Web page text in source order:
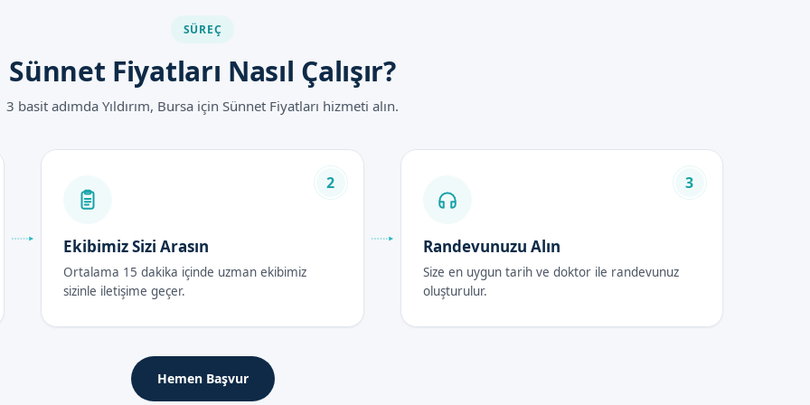
güvenli bir şekilde gerçekleştirilir.
yapılmaktadır.
konforunu ön planda tutar.
kısa sürede normal yaşantısına dönebilir.
sunduğumuz için, detaylı bilgi için randevu formumuzdan bize ulaşabilirsiniz.
Bakım Rehberi
iyileşme sürecini hızlandırır ve olası komplikasyonları önler.
ve hareketlerinin kısıtlanması önemlidir. Ağrı ve rahatsızlık hissi için doktor önerileri
SÜREÇ
Sünnet Fiyatları Nasıl Çalışır?
3 basit adımda Yıldırım, Bursa için Sünnet Fiyatları hizmeti alın.
2
Ekibimiz Sizi Arasın
Ortalama 15 dakika içinde uzman ekibimiz
sizinle iletişime geçer.
3
Randevunuzu Alın
Size en uygun tarih ve doktor ile randevunuz
oluşturulur.
Hemen Başvur